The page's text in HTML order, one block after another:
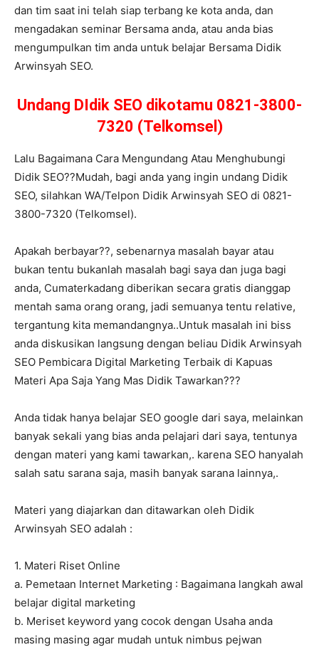
dan tim saat ini telah siap terbang ke kota anda, dan
mengadakan seminar Bersama anda, atau anda bias
mengumpulkan tim anda untuk belajar Bersama Didik
Arwinsyah SEO.
Undang DIdik SEO dikotamu 0821-3800-
7320 (Telkomsel)
Lalu Bagaimana Cara Mengundang Atau Menghubungi
Didik SEO??Mudah, bagi anda yang ingin undang Didik
SEO, silahkan WA/Telpon Didik Arwinsyah SEO di 0821-
3800-7320 (Telkomsel).
Apakah berbayar??, sebenarnya masalah bayar atau
bukan tentu bukanlah masalah bagi saya dan juga bagi
anda, Cumaterkadang diberikan secara gratis dianggap
mentah sama orang orang, jadi semuanya tentu relative,
tergantung kita memandangnya..Untuk masalah ini biss
anda diskusikan langsung dengan beliau Didik Arwinsyah
SEO Pembicara Digital Marketing Terbaik di Kapuas
Materi Apa Saja Yang Mas Didik Tawarkan???
Anda tidak hanya belajar SEO google dari saya, melainkan
banyak sekali yang bias anda pelajari dari saya, tentunya
dengan materi yang kami tawarkan,. karena SEO hanyalah
salah satu sarana saja, masih banyak sarana lainnya,.
Materi yang diajarkan dan ditawarkan oleh Didik
Arwinsyah SEO adalah :
1. Materi Riset Online
a. Pemetaan Internet Marketing : Bagaimana langkah awal
belajar digital marketing
b. Meriset keyword yang cocok dengan Usaha anda
masing masing agar mudah untuk nimbus pejwan